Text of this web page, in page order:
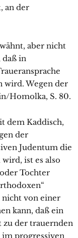
an der
aber nicht
in
wird. Wegen der
Homolka, S. 80.
dem Kaddisch,
der
Judentum die
ist es also
Tochter
nicht von einer
kann, daß ein
zu der trauernden
progressiven